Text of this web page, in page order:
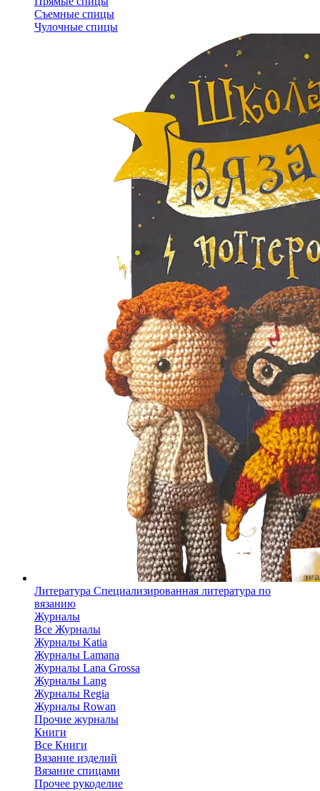
Съемные спицы
Чулочные спицы
Литература Специализированная литература по
вязанию
Журналы
Все Журналы
Журналы Katia
Журналы Lamana
Журналы Lana Grossa
Журналы Lang
Журналы Regia
Журналы Rowan
Прочие журналы
Книги
Все Книги
Вязание изделий
Вязание спицами
Прочее рукоделие